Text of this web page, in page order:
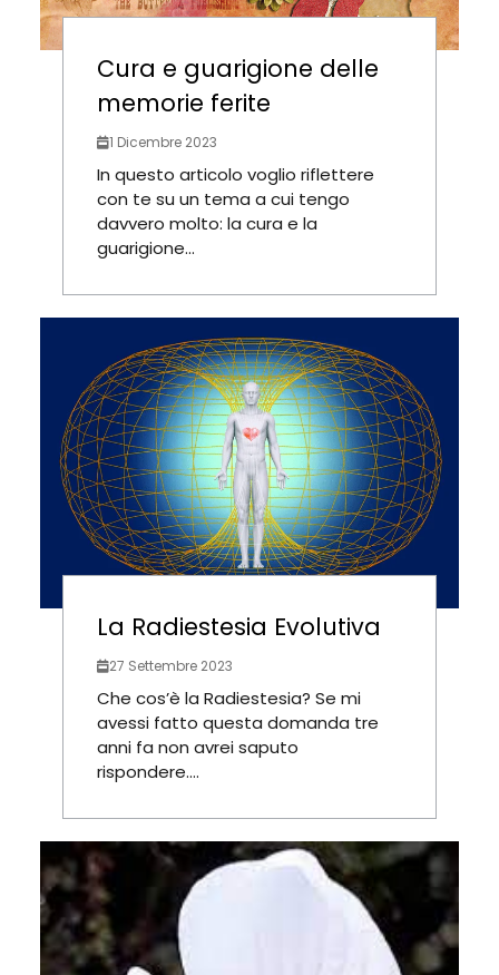
Cura e guarigione delle
memorie ferite
1 Dicembre 2023
In questo articolo voglio riflettere
con te su un tema a cui tengo
davvero molto: la cura e la
guarigione...
La Radiestesia Evolutiva
27 Settembre 2023
Che cos’è la Radiestesia? Se mi
avessi fatto questa domanda tre
anni fa non avrei saputo
rispondere....